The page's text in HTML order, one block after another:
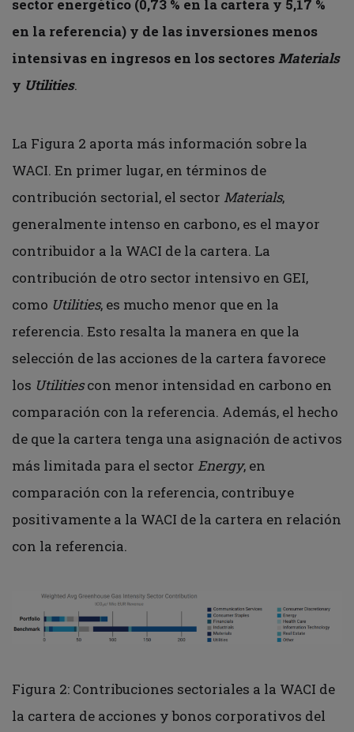
sector energético (0,73 % en la cartera y 5,17 %
en la referencia) y de las inversiones menos
intensivas en ingresos en los sectoresMaterials
y Utilities.
La Figura 2 aporta más información sobre la
WACI. En primer lugar, en términos de
contribución sectorial, el sector Materials,
generalmente intenso en carbono, es el mayor
contribuidor a la WACI de la cartera. La
contribución de otro sector intensivo en GEI,
como Utilities, es mucho menor que en la
referencia. Esto resalta la manera en que la
selección de las acciones de la cartera favorece
los Utilitiescon menor intensidad en carbono en
comparación con la referencia. Además, el hecho
de que la cartera tenga una asignación de activos
más limitada para el sector Energy, en
comparación con la referencia, contribuye
positivamente a la WACI de la cartera en relación
con la referencia.
Figura 2: Contribuciones sectoriales a la WACI de
la cartera de acciones y bonos corporativos del